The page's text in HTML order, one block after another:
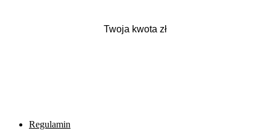
Regulamin